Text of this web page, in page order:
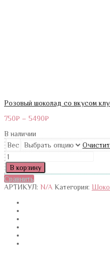
Розовый шоколад со вкусом
750₽ – 5490₽
В наличии
Вес
Количество
Белый
шоколад
Callebaut
Velvet
В корзину
Сравнить
АРТИКУЛ: N/A Категория: